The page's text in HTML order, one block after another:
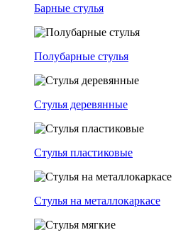
Барные стулья
Полубарные стулья
Стулья деревянные
Стулья пластиковые
Стулья на металлокаркасе